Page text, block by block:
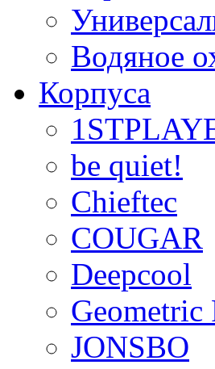
Водяное
Корпуса
be quiet!
Chieftec
COUGAR
Deepcool
Geometric
JONSBO